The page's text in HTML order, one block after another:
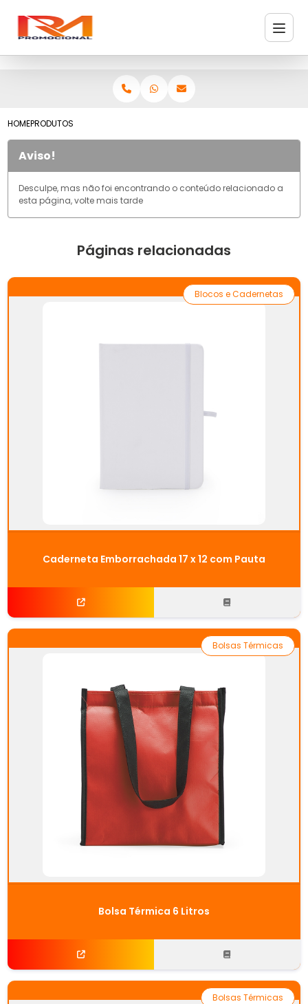
HOMEPRODUTOS
Aviso!
Desculpe, mas não foi encontrando o conteúdo relacionado a
esta página, volte mais tarde
Páginas relacionadas
Caderneta Emborrachada 17 x 12 com Pauta
Blocos e Cadernetas
Bolsa Térmica 6 Litros
Bolsas Térmicas
Bolsas Térmicas